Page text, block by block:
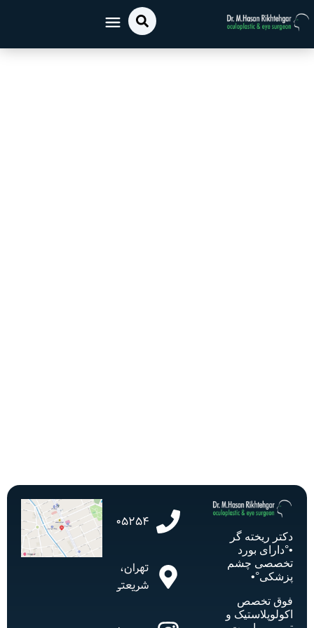
دکتر ریخته گر
•°دارای بورد
تخصصی چشم
پزشکی°•
فوق تخصص
اکولوپلاستیک و
02182805254
تهران،
شریعتی